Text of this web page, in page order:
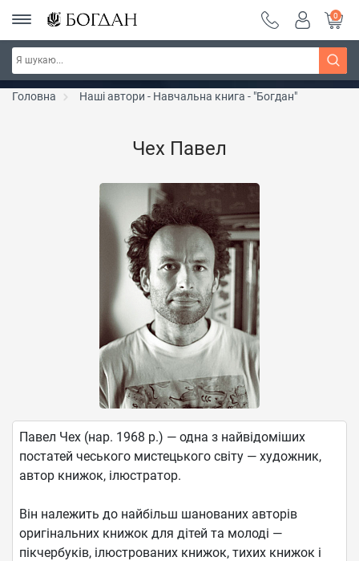
РОЗПРОДАЖ ~ 150 грн ~ 200 грн ~ 250 грн ~
300 грн ~ РОЗПРОДАЖ
Дізнатись більше
0
Головна Наші автори - Навчальна книга - "Богдан"
Чех Павел
Павел Чех (нар. 1968 р.) — одна з найвідоміших
постатей чеського мистецького світу — художник,
автор книжок, ілюстратор.
Він належить до найбільш шанованих авторів
оригінальних книжок для дітей та молоді —
пікчербуків, ілюстрованих книжок, тихих книжок і